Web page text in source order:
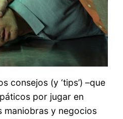
consejos (y ‘tips’) –que
por jugar en
maniobras y negocios